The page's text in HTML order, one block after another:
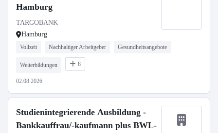
Hamburg
TARGOBANK
Hamburg
Vollzeit Nachhaltiger Arbeitgeber Gesundheitsangebote
Weiterbildungen 8
02.08.2026
Studienintegrierende Ausbildung -
Bankkauffrau/-kaufmann plus BWL-